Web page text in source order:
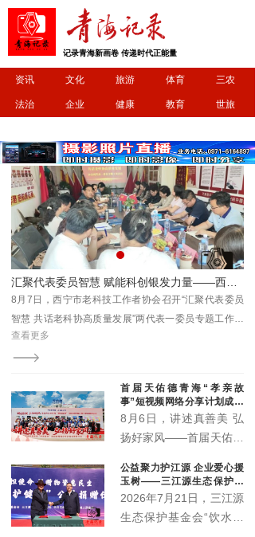
记录青海新画卷 传递时代正能量
资讯 文化 旅游 体育 三农
法治 企业 健康 教育 世旅
汇聚代表委员智慧 赋能科创银发力量——西宁市老科技工作者协会召开两代表一委员专题工作会议
8月7日，西宁市老科技工作者协会召开“汇聚代表委员
智慧 共话老科协高质量发展”两代表一委员专题工作会
议。协会聚集了会员中的党的十九大代表省市级历届及
现任党代表、人大代表、政协委员40余名。他们是协会
伍。本次专题会议由部分各级代表委员参会。
查看更多
首届天佑德青海“孝亲故
事”短视频网络分享计划成果
展示会圆满举行
8月6日，讲述真善美 弘
扬好家风——首届天佑德
络分享计划成果展示会在
青海省互助土族自治县天
佑德大酒店多功能厅举
公益聚力护江源 企业爱心援
玉树——三江源生态保护基
金会爱心企业捐赠暨座谈交
2026年7月21日，三江源
生态保护基金会“饮水思